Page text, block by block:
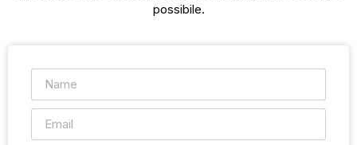
possibile.